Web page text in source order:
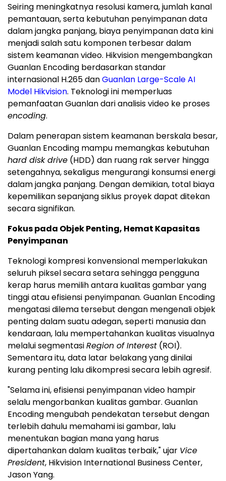
Seiring meningkatnya resolusi kamera, jumlah kanal
pemantauan, serta kebutuhan penyimpanan data
dalam jangka panjang, biaya penyimpanan data kini
menjadi salah satu komponen terbesar dalam
sistem keamanan video. Hikvision mengembangkan
Guanlan Encoding berdasarkan standar
internasional H.265 danGuanlan Large-Scale AI
Model Hikvision. Teknologi ini memperluas
pemanfaatan Guanlan dari analisis video ke proses
encoding.
Dalam penerapan sistem keamanan berskala besar,
Guanlan Encoding mampu memangkas kebutuhan
hard disk drive (HDD) dan ruang rak server hingga
setengahnya, sekaligus mengurangi konsumsi energi
dalam jangka panjang. Dengan demikian, total biaya
kepemilikan sepanjang siklus proyek dapat ditekan
secara signifikan.
Fokus pada Objek Penting, Hemat Kapasitas
Penyimpanan
Teknologi kompresi konvensional memperlakukan
seluruh piksel secara setara sehingga pengguna
kerap harus memilih antara kualitas gambar yang
tinggi atau efisiensi penyimpanan. Guanlan Encoding
mengatasi dilema tersebut dengan mengenali objek
penting dalam suatu adegan, seperti manusia dan
kendaraan, lalu mempertahankan kualitas visualnya
melalui segmentasiRegion of Interest (ROI).
Sementara itu, data latar belakang yang dinilai
kurang penting lalu dikompresi secara lebih agresif.
"Selama ini, efisiensi penyimpanan video hampir
selalu mengorbankan kualitas gambar. Guanlan
Encoding mengubah pendekatan tersebut dengan
terlebih dahulu memahami isi gambar, lalu
menentukan bagian mana yang harus
dipertahankan dalam kualitas terbaik," ujar Vice
President, Hikvision International Business Center,
Jason Yang.